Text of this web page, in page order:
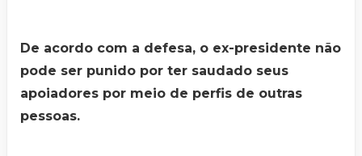
De acordo com a defesa, o ex-presidente não
pode ser punido por ter saudado seus
apoiadores por meio de perfis de outras
pessoas.